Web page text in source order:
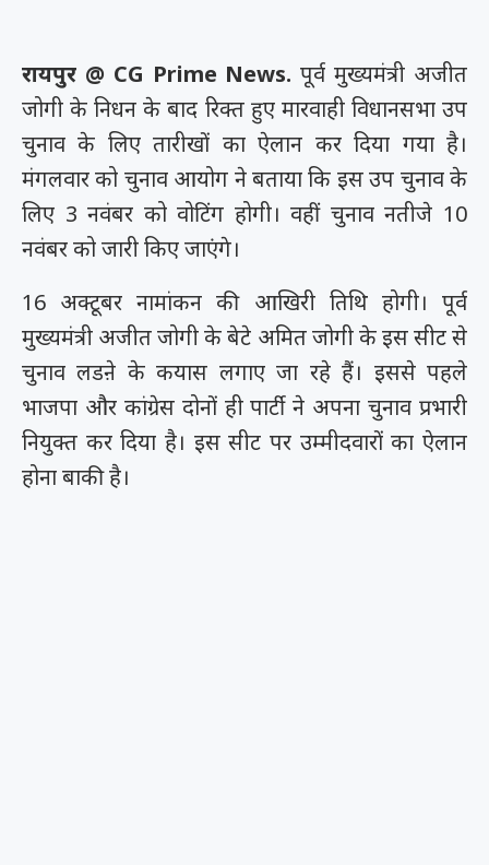
रायपुर @ CG Prime News. पूर्व मुख्यमंत्री अजीत
जोगी के निधन के बाद रिक्त हुए मारवाही विधानसभा उप
चुनाव के लिए तारीखों का ऐलान कर दिया गया है।
मंगलवार को चुनाव आयोग ने बताया कि इस उप चुनाव के
लिए 3 नवंबर को वोटिंग होगी। वहीं चुनाव नतीजे 10
नवंबर को जारी किए जाएंगे।
16 अक्टूबर नामांकन की आखिरी तिथि होगी। पूर्व
मुख्यमंत्री अजीत जोगी के बेटे अमित जोगी के इस सीट से
चुनाव लडऩे के कयास लगाए जा रहे हैं। इससे पहले
भाजपा और कांग्रेस दोनों ही पार्टी ने अपना चुनाव प्रभारी
नियुक्त कर दिया है। इस सीट पर उम्मीदवारों का ऐलान
होना बाकी है।